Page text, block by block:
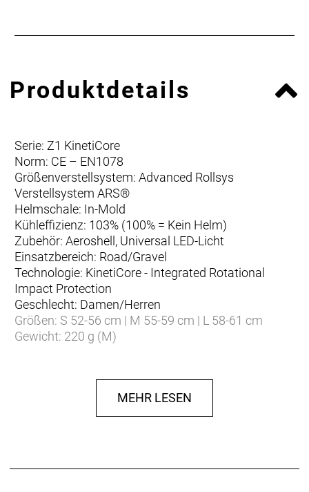
Produktdetails
Serie: Z1 KinetiCore
Norm: CE – EN1078
Größenverstellsystem: Advanced Rollsys
Verstellsystem ARS®
Helmschale: In-Mold
Kühleffizienz: 103% (100% = Kein Helm)
Zubehör: Aeroshell, Universal LED-Licht
Einsatzbereich: Road/Gravel
Technologie: KinetiCore - Integrated Rotational
Impact Protection
Geschlecht: Damen/Herren
Größen: S 52-56 cm | M 55-59 cm | L 58-61 cm
Gewicht: 220 g (M)
MEHR LESEN